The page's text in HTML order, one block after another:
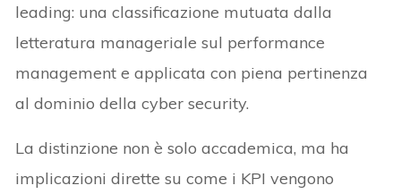
leading: una classificazione mutuata dalla
letteratura manageriale sul performance
management e applicata con piena pertinenza
al dominio della cyber security.
La distinzione non è solo accademica, ma ha
implicazioni dirette su come i KPI vengono